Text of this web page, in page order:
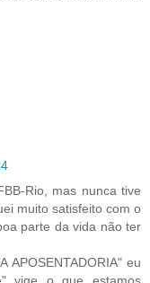
Rio, mas nunca tive
muito satisfeito com o
parte da vida não ter
APOSENTADORIA" eu
vige o que estamos